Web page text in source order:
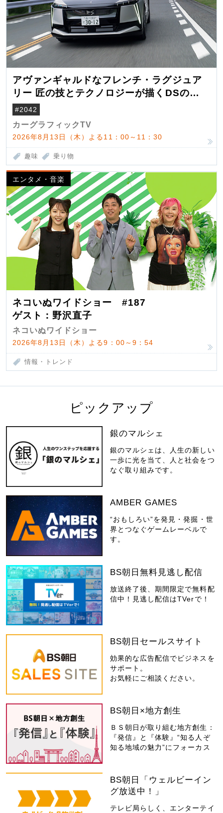
アヴァンギャルドなフレンチ・ラグジュア
リー 匠の技とテクノロジーが描くDSの世
界観
#2042
カーグラフィックTV
2026年8月13日（木）よる11：00～11：30
趣味 乗り物
エンタメ・音楽
ネコいぬワイドショー #187
ゲスト：野沢直子
ネコいぬワイドショー
2026年8月13日（木）よる9：00～9：54
情報・トレンド
ピックアップ
銀のマルシェ
銀のマルシェは、人生の新しい
一歩に光を当て、人と社会をつ
なぐ取り組みです。
AMBER GAMES
“おもしろい”を発見・発掘・世
界とつなぐゲームレーベルで
す。
BS朝日無料見逃し配信
放送終了後、期間限定で無料配
信中！見逃し配信はTVerで！
BS朝日セールスサイト
効果的な広告配信でビジネスを
サポート。
お気軽にご相談ください。
BS朝日×地方創生
ＢＳ朝日が取り組む地方創生：
『発信』と『体験』“知る人ぞ
知る地域の魅力”にフォーカス
BS朝日「ウェルビーイン
グ放送中！」
テレビ局らしく、エンターテイ